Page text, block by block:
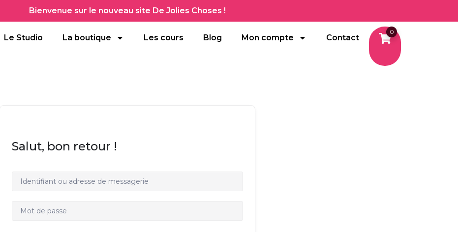
Bienvenue sur le nouveau site De Jolies Choses !
Le Studio La boutique Les cours Blog Mon compte Contact
0
Salut, bon retour !